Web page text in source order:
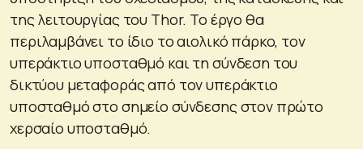
της λειτουργίας του Thor. Το έργο θα
περιλαμβάνει το ίδιο το αιολικό πάρκο, τον
υπεράκτιο υποσταθμό και τη σύνδεση του
δικτύου μεταφοράς από τον υπεράκτιο
υποσταθμό στο σημείο σύνδεσης στον πρώτο
χερσαίο υποσταθμό.